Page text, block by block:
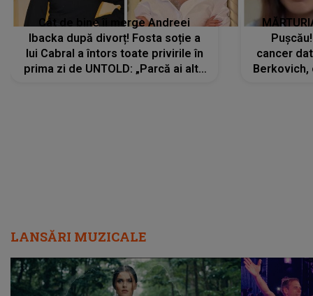
Cât de bine îi merge Andreei
Ibacka după divorț! Fosta soție a
lui Cabral a întors toate privirile în
prima zi de UNTOLD: „Parcă ai altă
cancer
Berkovich,
LANSĂRI MUZICALE